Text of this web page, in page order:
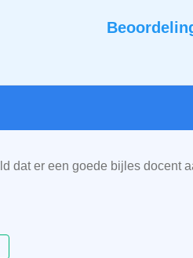
dat er een goede bijles docent